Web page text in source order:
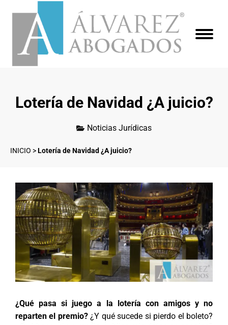
Lotería de Navidad ¿A juicio?
Noticias Jurídicas
INICIO >Lotería de Navidad ¿A juicio?
¿Qué pasa si juego a la lotería con amigos y no
reparten el premio?¿Y qué sucede si pierdo el boleto?